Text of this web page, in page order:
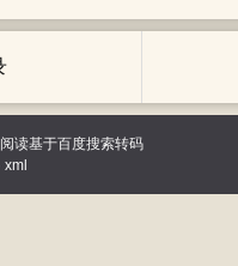
读基于百度搜索转码
xml